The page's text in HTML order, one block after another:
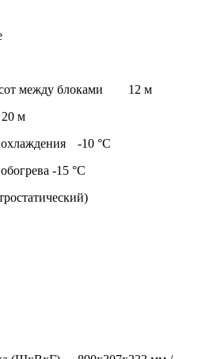
между блоками
12 м
20 м
-10 °C
-15 °C